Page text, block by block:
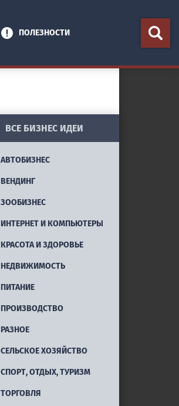
ПОЛЕЗНОСТИ
ВСЕ БИЗНЕС ИДЕИ
АВТОБИЗНЕС
ВЕНДИНГ
ЗООБИЗНЕС
ИНТЕРНЕТ И КОМПЬЮТЕРЫ
КРАСОТА И ЗДОРОВЬЕ
НЕДВИЖИМОСТЬ
ПИТАНИЕ
ПРОИЗВОДСТВО
РАЗНОЕ
СЕЛЬСКОЕ ХОЗЯЙСТВО
СПОРТ, ОТДЫХ, ТУРИЗМ
ТОРГОВЛЯ